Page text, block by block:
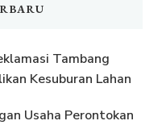
Tambang
Kesuburan Lahan
Usaha Perontokan